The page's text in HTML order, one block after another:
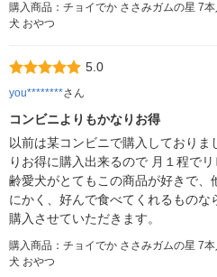
購入商品：チョイでか ささみガムの星 7
犬 おやつ
5.0
you********さん
コンビニよりもかなりお得
以前は某コンビニで購入しており
りお得に購入出来るので 月１程で
齢愛犬がとてもこの商品が好きで、
にかく、好んで食べてくれるものな
購入させていただきます。
購入商品：チョイでか ささみガムの星 7
犬 おやつ